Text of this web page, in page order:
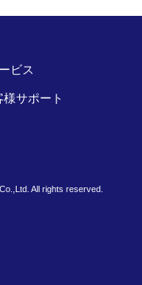
ビス
様サポート
All rights reserved.